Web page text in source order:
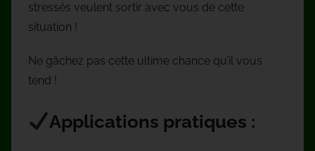
stressés veulent sortir avec vous de cette
situation !
Ne gâchez pas cette ultime chance qu’il vous
tend !
Applications pratiques :